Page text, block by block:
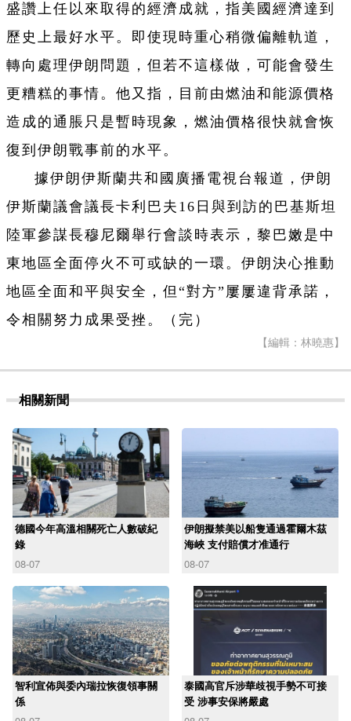
盛讚上任以來取得的經濟成就，指美國經濟達到
歷史上最好水平。即使現時重心稍微偏離軌道，
轉向處理伊朗問題，但若不這樣做，可能會發生
更糟糕的事情。他又指，目前由燃油和能源價格
造成的通脹只是暫時現象，燃油價格很快就會恢
復到伊朗戰事前的水平。
據伊朗伊斯蘭共和國廣播電視台報道，伊朗
伊斯蘭議會議長卡利巴夫16日與到訪的巴基斯坦
陸軍參謀長穆尼爾舉行會談時表示，黎巴嫩是中
東地區全面停火不可或缺的一環。伊朗決心推動
地區全面和平與安全，但“對方”屢屢違背承諾，
令相關努力成果受挫。（完）
【編輯：林曉惠】
相關新聞
德國今年高溫相關死亡人數破紀
錄
08-07
伊朗擬禁美以船隻通過霍爾木茲
海峽 支付賠償才准通行
08-07
智利宣佈與委內瑞拉恢復領事關
係
泰國高官斥涉華歧視手勢不可接
受 涉事安保將嚴處